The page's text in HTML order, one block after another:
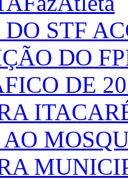
STF
DO
DE